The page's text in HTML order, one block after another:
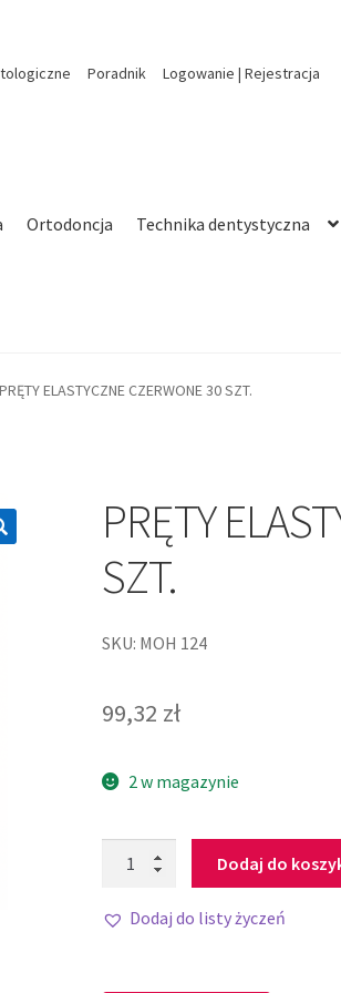
Poradnik Logowanie | Rejestracja
Ortodoncja Technika dentystyczna
PRĘTY ELASTYCZNE CZERWONE 30 SZT.
PRĘTY
SZT.
SKU: MOH 124
99,32 zł
2 w magazynie
Dodaj do
Dodaj do listy życzeń